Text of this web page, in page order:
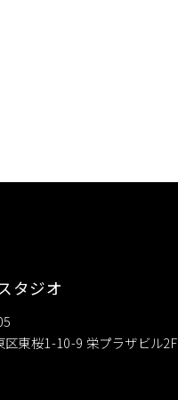
タジオ
区東桜1-10-9 栄プラザビル2F